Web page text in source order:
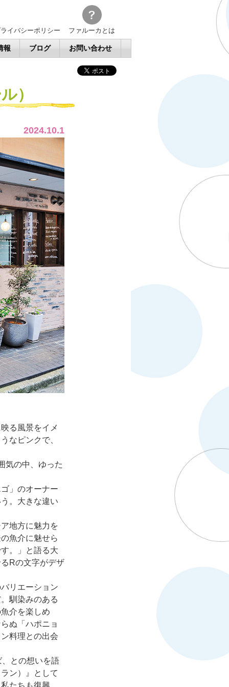
イバシーポリシー ファルーカとは
報 ブログ お問い合わせ
）
2024.10.1
る風景をイメ
なピンクで、
気の中、ゆった
」のオーナー
。大きな違い
地方に魅力を
魚介に魅せら
。」と語る大
Rの文字がデザ
リエーション
馴染みのある
介を楽しめ
ぬ「ハポニョ
料理との出会
との想いを語
ン）』として
たちも復興